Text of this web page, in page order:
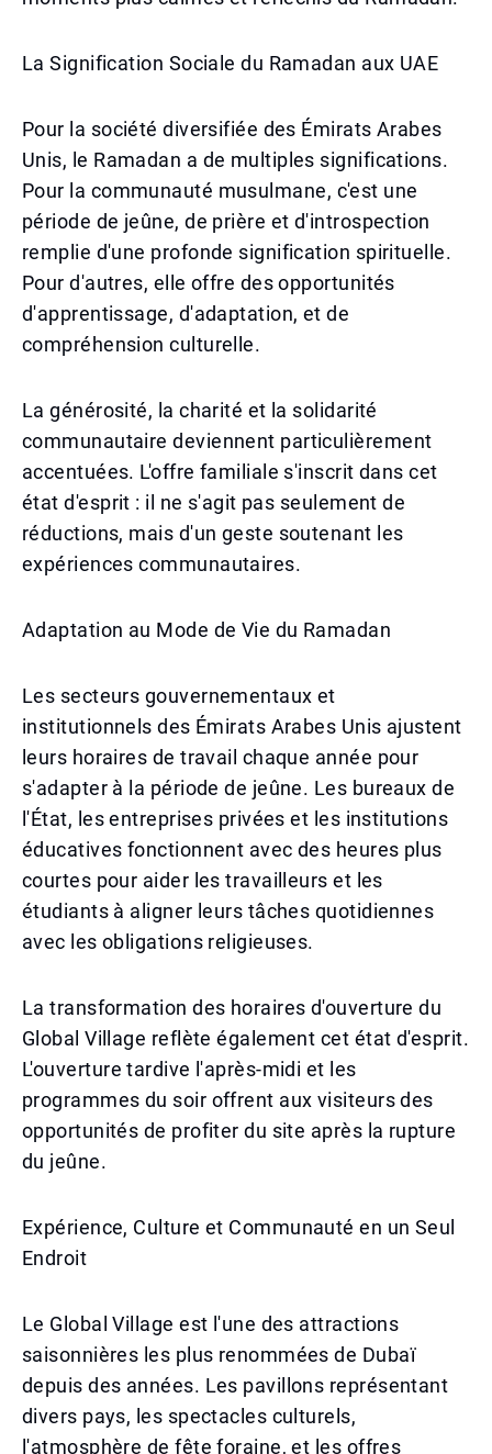
La Signification Sociale du Ramadan aux UAE
Pour la société diversifiée des Émirats Arabes
Unis, le Ramadan a de multiples significations.
Pour la communauté musulmane, c'est une
période de jeûne, de prière et d'introspection
remplie d'une profonde signification spirituelle.
Pour d'autres, elle offre des opportunités
d'apprentissage, d'adaptation, et de
compréhension culturelle.
La générosité, la charité et la solidarité
communautaire deviennent particulièrement
accentuées. L'offre familiale s'inscrit dans cet
état d'esprit : il ne s'agit pas seulement de
réductions, mais d'un geste soutenant les
expériences communautaires.
Adaptation au Mode de Vie du Ramadan
Les secteurs gouvernementaux et
institutionnels des Émirats Arabes Unis ajustent
leurs horaires de travail chaque année pour
s'adapter à la période de jeûne. Les bureaux de
l'État, les entreprises privées et les institutions
éducatives fonctionnent avec des heures plus
courtes pour aider les travailleurs et les
étudiants à aligner leurs tâches quotidiennes
avec les obligations religieuses.
La transformation des horaires d'ouverture du
Global Village reflète également cet état d'esprit.
L'ouverture tardive l'après-midi et les
programmes du soir offrent aux visiteurs des
opportunités de profiter du site après la rupture
du jeûne.
Expérience, Culture et Communauté en un Seul
Endroit
Le Global Village est l'une des attractions
saisonnières les plus renommées de Dubaï
depuis des années. Les pavillons représentant
divers pays, les spectacles culturels,
l'atmosphère de fête foraine, et les offres